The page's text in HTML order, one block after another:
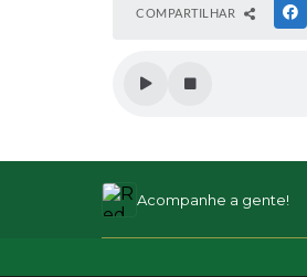
COMPARTILHAR
Acompanhe a gente!